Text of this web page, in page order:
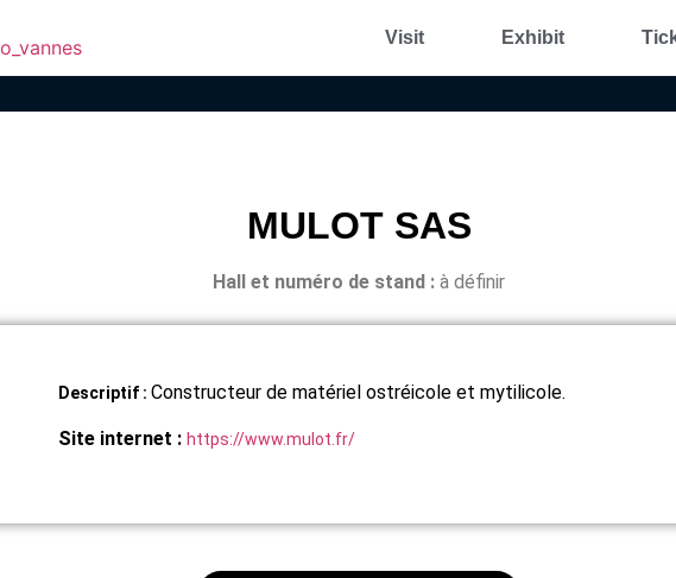
Visit Exhibit
MULOT SAS
Hall et numéro de stand : à définir
Descriptif : Constructeur de matériel ostréicole et mytilicole.
Site internet : https://www.mulot.fr/